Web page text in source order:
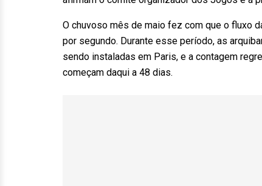
O chuvoso mês de maio fez com que o fluxo
por segundo. Durante esse período, as
sendo instaladas em Paris, e a contagem
começam daqui a 48 dias.